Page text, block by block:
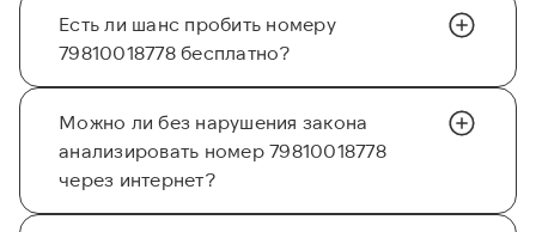
Есть ли шанс пробить номеру
79810018778 бесплатно?
Можно ли без нарушения закона
анализировать номер 79810018778
через интернет?